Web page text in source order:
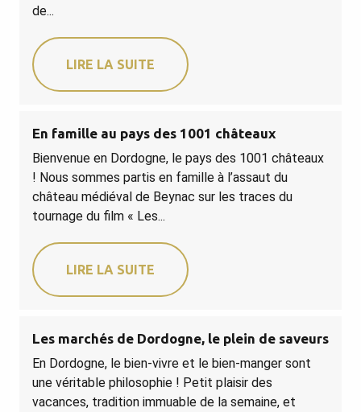
de...
LIRE LA SUITE
En famille au pays des 1001 châteaux
Bienvenue en Dordogne, le pays des 1001 châteaux
! Nous sommes partis en famille à l’assaut du
château médiéval de Beynac sur les traces du
tournage du film « Les...
LIRE LA SUITE
Les marchés de Dordogne, le plein de saveurs
En Dordogne, le bien-vivre et le bien-manger sont
une véritable philosophie ! Petit plaisir des
vacances, tradition immuable de la semaine, et